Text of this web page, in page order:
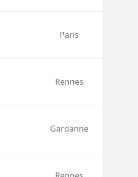
Paris
Rennes
Gardanne